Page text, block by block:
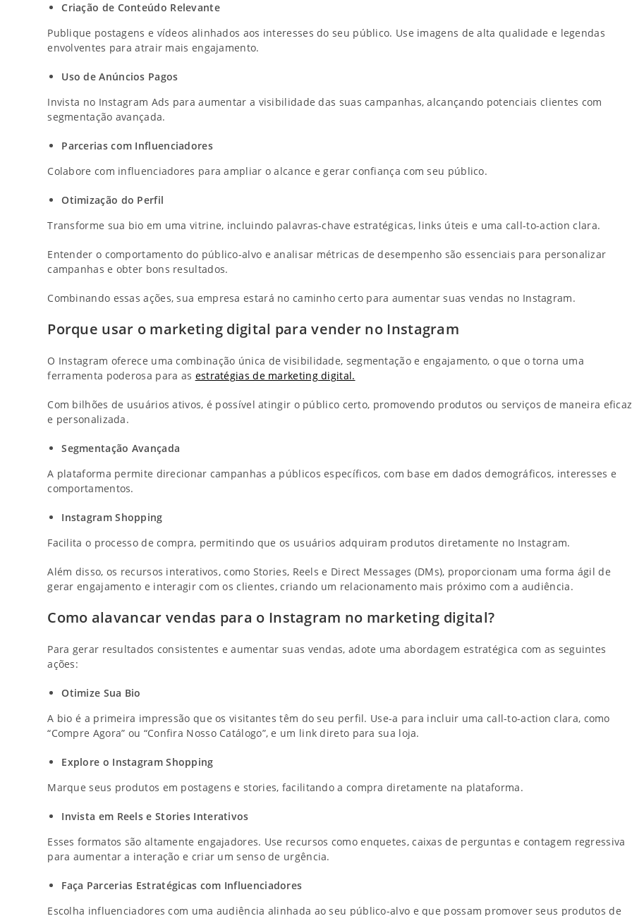
Criação de Conteúdo Relevante
Publique postagens e vídeos alinhados aos interesses do seu público. Use imagens de alta qualidade e legendas
envolventes para atrair mais engajamento.
Uso de Anúncios Pagos
Invista no Instagram Ads para aumentar a visibilidade das suas campanhas, alcançando potenciais clientes com
segmentação avançada.
Parcerias com Influenciadores
Colabore com influenciadores para ampliar o alcance e gerar confiança com seu público.
Otimização do Perfil
Transforme sua bio em uma vitrine, incluindo palavras-chave estratégicas, links úteis e uma call-to-action clara.
Entender o comportamento do público-alvo e analisar métricas de desempenho são essenciais para personalizar
campanhas e obter bons resultados.
Combinando essas ações, sua empresa estará no caminho certo para aumentar suas vendas no Instagram.
Porque usar o marketing digital para vender no Instagram
O Instagram oferece uma combinação única de visibilidade, segmentação e engajamento, o que o torna uma
ferramenta poderosa para as estratégias de marketing digital.
Com bilhões de usuários ativos, é possível atingir o público certo, promovendo produtos ou serviços de maneira eficaz
e personalizada.
Segmentação Avançada
A plataforma permite direcionar campanhas a públicos específicos, com base em dados demográficos, interesses e
comportamentos.
Instagram Shopping
Facilita o processo de compra, permitindo que os usuários adquiram produtos diretamente no Instagram.
Além disso, os recursos interativos, como Stories, Reels e Direct Messages (DMs), proporcionam uma forma ágil de
gerar engajamento e interagir com os clientes, criando um relacionamento mais próximo com a audiência.
Como alavancar vendas para o Instagram no marketing digital?
Para gerar resultados consistentes e aumentar suas vendas, adote uma abordagem estratégica com as seguintes
ações:
Otimize Sua Bio
A bio é a primeira impressão que os visitantes têm do seu perfil. Use-a para incluir uma call-to-action clara, como
“Compre Agora” ou “Confira Nosso Catálogo”, e um link direto para sua loja.
Explore o Instagram Shopping
Marque seus produtos em postagens e stories, facilitando a compra diretamente na plataforma.
Invista em Reels e Stories Interativos
Esses formatos são altamente engajadores. Use recursos como enquetes, caixas de perguntas e contagem regressiva
para aumentar a interação e criar um senso de urgência.
Faça Parcerias Estratégicas com Influenciadores
Escolha influenciadores com uma audiência alinhada ao seu público-alvo e que possam promover seus produtos de